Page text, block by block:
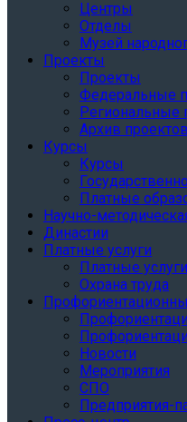
Центры
Отделы
Музей
Проекты
Проекты
Федеральные
Региональные
Архив проектов
Курсы
Курсы
Платные
Научно-
Династии
Платные услуги
Платные услуги
Охрана труда
Новости
Мероприятия
СПО
Предприятия-